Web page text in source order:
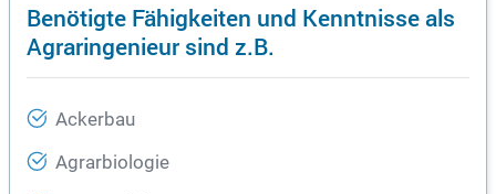
Benötigte Fähigkeiten und Kenntnisse als
Agraringenieur sind z.B.
Ackerbau
Agrarbiologie